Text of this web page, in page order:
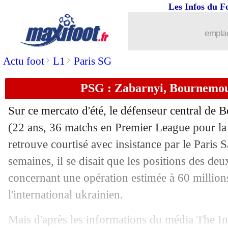
Actu foot> L1 > Paris SG
Les Infos du
PSG : Zabarnyi,
Sur ce mercato d'été, le défenseur central de
(22 ans, 36 matchs en Premier League pour
retrouve courtisé avec insistance par le Paris
semaines, il se disait que les positions des
concernant une opération estimée à 60
l'international ukrainien.
Mais d'après les informations du média The
Atletico : Cardoso arrive pour 30 M€
16/07 Barça: l'Inter, Martin ne digère pas...
16/07 Chelsea: Petrovic cédé à
16/07 TV: Nasri décide de rester chez Canal
16/07 Brest : Roy justifie sa prolongation
16/07 Chelsea : Man Utd intéressé par
Nantes : un Sud-Coréen en prêt ?